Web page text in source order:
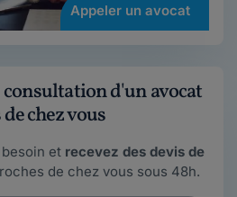
Appeler un avocat
consultation d'un avocat
chez vous
et recevez des devis de
de chez vous sous 48h.